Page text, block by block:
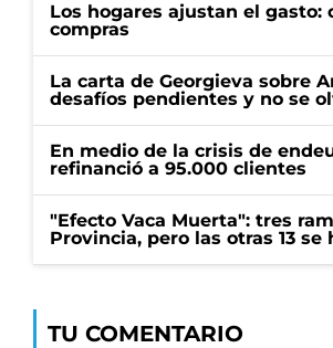
Los hogares ajustan el gasto:
compras
La carta de Georgieva sobre
desafíos pendientes y no se
En medio de la crisis de
refinanció a 95.000 clientes
"Efecto Vaca Muerta": tres
Provincia, pero las otras 13 se
TU COMENTARIO